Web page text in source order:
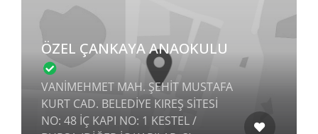
ÖZEL ÇANKAYA ANAOKULU
VANİMEHMET MAH. ŞEHİT MUSTAFA
KURT CAD. BELEDİYE KIREŞ SİTESİ
NO: 48 İÇ KAPI NO: 1 KESTEL /